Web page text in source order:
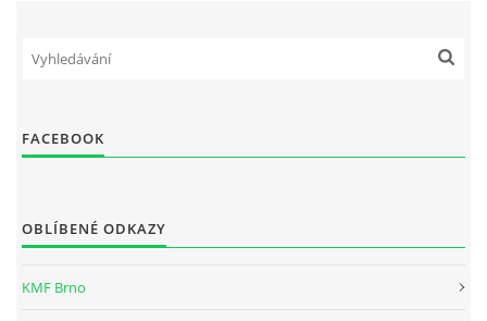
Tel.: +420_77_67_09_017
© 2026 eStránky.cz
FACEBOOK
OBLÍBENÉ ODKAZY
KMF Brno